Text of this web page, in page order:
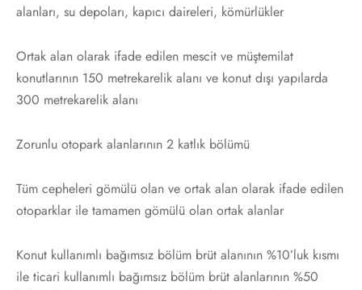
alanları, su depoları, kapıcı daireleri, kömürlükler
Ortak alan olarak ifade edilen mescit ve müştemilat
konutlarının 150 metrekarelik alanı ve konut dışı yapılarda
300 metrekarelik alanı
Zorunlu otopark alanlarının 2 katlık bölümü
Tüm cepheleri gömülü olan ve ortak alan olarak ifade edilen
otoparklar ile tamamen gömülü olan ortak alanlar
Konut kullanımlı bağımsız bölüm brüt alanının %10’luk kısmı
ile ticari kullanımlı bağımsız bölüm brüt alanlarının %50